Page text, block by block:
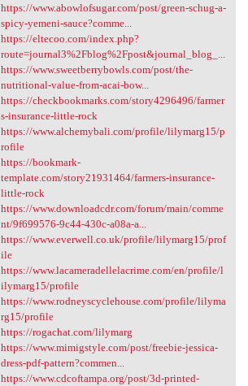
https://www.abowlofsugar.com/post/green-schug-a-
spicy-yemeni-sauce?comme...
https://eltecoo.com/index.php?
route=journal3%2Fblog%2Fpost&journal_blog_...
https://www.sweetberrybowls.com/post/the-
nutritional-value-from-acai-bow...
https://checkbookmarks.com/story4296496/farmer
s-insurance-little-rock
https://www.alchemybali.com/profile/lilymarg15/p
rofile
https://bookmark-
template.com/story21931464/farmers-insurance-
little-rock
https://www.downloadcdr.com/forum/main/comme
nt/9f699576-9c44-430c-a08a-a...
https://www.everwell.co.uk/profile/lilymarg15/prof
ile
https://www.lacameradellelacrime.com/en/profile/l
ilymarg15/profile
https://www.rodneyscyclehouse.com/profile/lilyma
rg15/profile
https://rogachat.com/lilymarg
https://www.mimigstyle.com/post/freebie-jessica-
dress-pdf-pattern?commen...
https://www.cdcoftampa.org/post/3d-printed-